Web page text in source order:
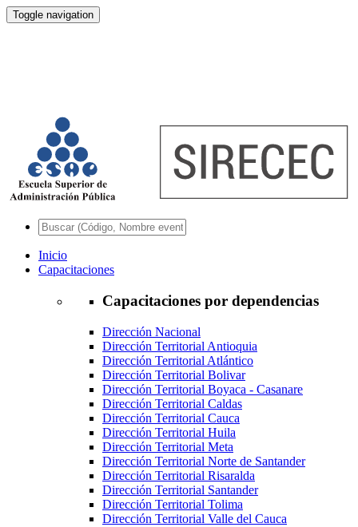
Toggle navigation
Inicio
Capacitaciones
Capacitaciones por dependencias
Dirección Nacional
Dirección Territorial Antioquia
Dirección Territorial Atlántico
Dirección Territorial Bolivar
Dirección Territorial Boyaca - Casanare
Dirección Territorial Caldas
Dirección Territorial Cauca
Dirección Territorial Huila
Dirección Territorial Meta
Dirección Territorial Norte de Santander
Dirección Territorial Risaralda
Dirección Territorial Santander
Dirección Territorial Tolima
Dirección Territorial Valle del Cauca